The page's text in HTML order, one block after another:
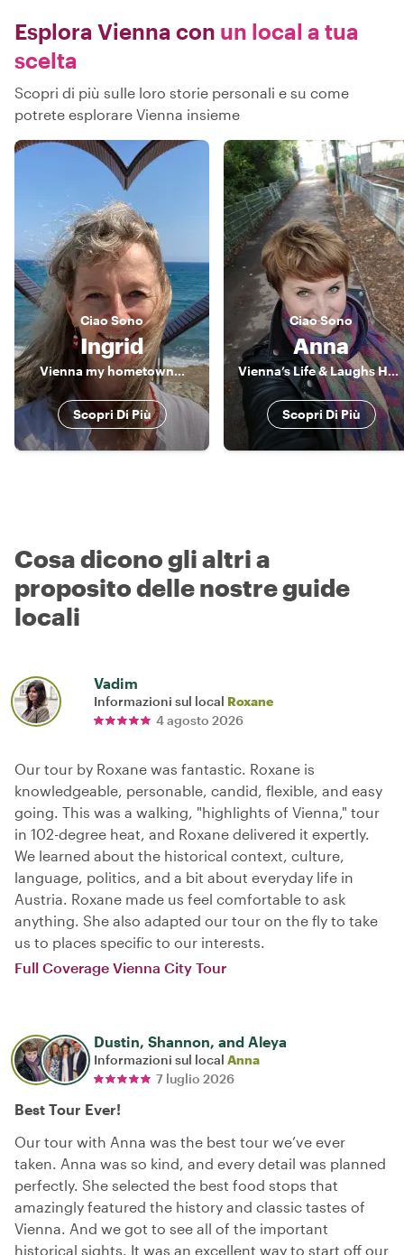
Esplora Vienna con un local a tua
scelta
Scopri di più sulle loro storie personali e su come
potrete esplorare Vienna insieme
CiaoSono
Ingrid
Vienna my hometown...
Scopri Di Più
CiaoSono
Anna
Vienna’s Life & Laughs Host
Scopri Di Più
Cosa dicono gli altri a
proposito delle nostre guide
locali
Vadim
Informazioni sul local Roxane
4 agosto 2026
Our tour by Roxane was fantastic. Roxane is
knowledgeable, personable, candid, flexible, and easy
going. This was a walking, "highlights of Vienna," tour
in 102-degree heat, and Roxane delivered it expertly.
We learned about the historical context, culture,
language, politics, and a bit about everyday life in
Austria. Roxane made us feel comfortable to ask
anything. She also adapted our tour on the fly to take
us to places specific to our interests.
Full Coverage Vienna City Tour
Dustin, Shannon, and Aleya
Informazioni sul local Anna
7 luglio 2026
Best Tour Ever!
Our tour with Anna was the best tour we’ve ever
taken. Anna was so kind, and every detail was planned
perfectly. She selected the best food stops that
amazingly featured the history and classic tastes of
Vienna. And we got to see all of the important
historical sights. It was an excellent way to start off our